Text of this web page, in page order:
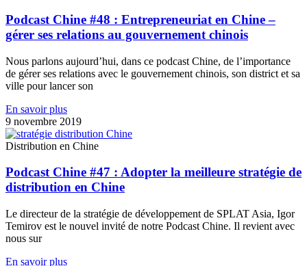
Podcast Chine #48 : Entrepreneuriat en Chine –
gérer ses relations au gouvernement chinois
Nous parlons aujourd’hui, dans ce podcast Chine, de l’importance
de gérer ses relations avec le gouvernement chinois, son district et sa
ville pour lancer son
En savoir plus
9 novembre 2019
Distribution en Chine
Podcast Chine #47 : Adopter la meilleure stratégie de
distribution en Chine
Le directeur de la stratégie de développement de SPLAT Asia, Igor
Temirov est le nouvel invité de notre Podcast Chine. Il revient avec
nous sur
En savoir plus